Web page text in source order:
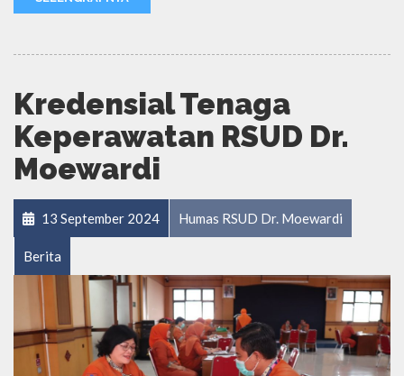
Kredensial Tenaga
Keperawatan RSUD Dr.
Moewardi
13 September 2024 Humas RSUD Dr. Moewardi
Berita